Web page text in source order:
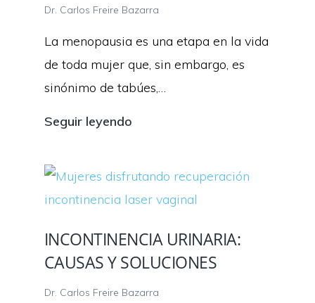
Matrix
Dr. Carlos Freire Bazarra
La menopausia es una etapa en la vida
de toda mujer que, sin embargo, es
sinónimo de tabúes,…
Seguir leyendoGUIA
MENOPAUSIA
INCONTINENCIA URINARIA:
CAUSAS Y SOLUCIONES
Dr. Carlos Freire Bazarra